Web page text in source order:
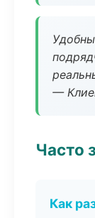
—
Часто
Как